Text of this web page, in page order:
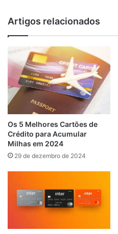
Artigos relacionados
Os 5 Melhores Cartões de
Crédito para Acumular
Milhas em 2024
29 de dezembro de 2024